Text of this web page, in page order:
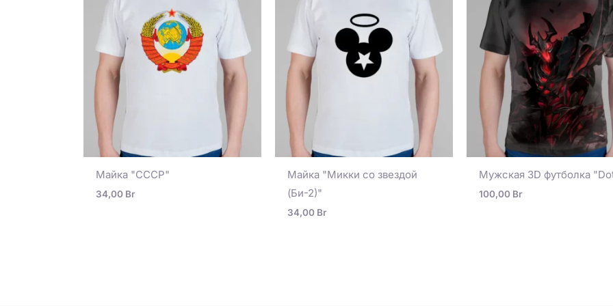
Майка "СССР"
34,00 Br
Майка "Микки со звездой
(Би-2)"
34,00 Br
Мужская 3D футболка
100,00 Br